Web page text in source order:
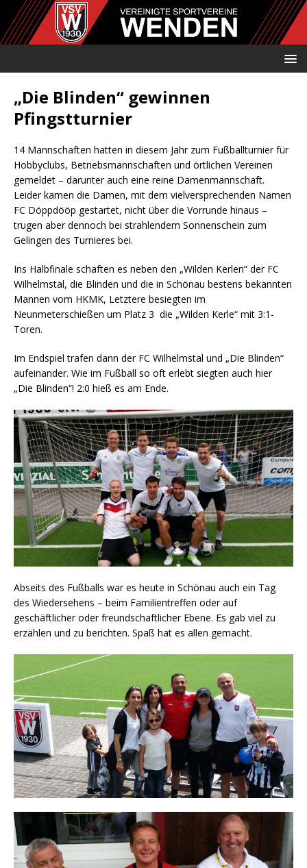
„Die Blinden“ gewinnen
Pfingstturnier
14 Mannschaften hatten in diesem Jahr zum Fußballturnier für
Hobbyclubs, Betriebsmannschaften und örtlichen Vereinen
gemeldet – darunter auch eine reine Damenmannschaft.
Leider kamen die Damen, mit dem vielversprechenden Namen
FC Döppdööp gestartet, nicht über die Vorrunde hinaus –
trugen aber dennoch bei strahlendem Sonnenschein zum
Gelingen des Turnieres bei.
Ins Halbfinale schaften es neben den „Wilden Kerlen“ der FC
Wilhelmstal, die Blinden und die in Schönau bestens bekannten
Mannen vom HKMK, Letztere besiegten im
Neunmeterschießen um Platz 3 die „Wilden Kerle“ mit 3:1-
Toren.
Im Endspiel trafen dann der FC Wilhelmstal und „Die Blinden“
aufeinander. Wie im Fußball so oft erlebt siegten auch hier
„Die Blinden“! 2:0 hieß es am Ende.
Abseits des Fußballs war es heute in Schönau auch ein Tag
des Wiedersehens – beim Familientreffen oder auf
geschäftlicher oder freundschaftlicher Ebene. Es gab viel zu
erzählen und zu berichten. Spaß hat es allen gemacht.